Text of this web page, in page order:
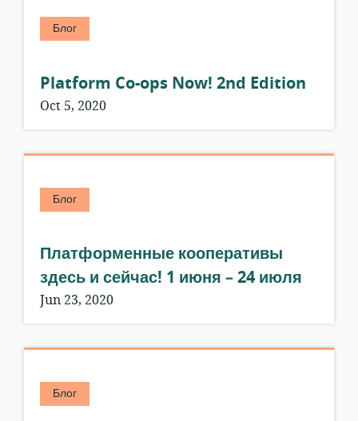
Блог
Platform Co-ops Now! 2nd Edition
Oct 5, 2020
Блог
Платформенные кооперативы
здесь и сейчас! 1 июня – 24 июля
Jun 23, 2020
Блог